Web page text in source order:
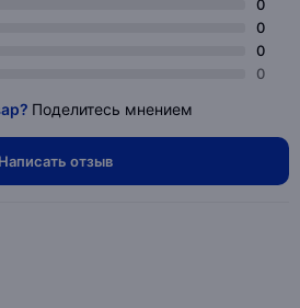
0
0
0
0
Поделитесь мнением
Написать отзыв